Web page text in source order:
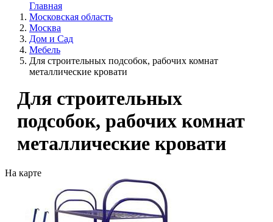
Главная
Московская область
Москва
Дом и Cад
Мебель
Для строительных подсобок, рабочих комнат
металлические кровати
Для строительных
подсобок, рабочих комнат
металлические кровати
На карте